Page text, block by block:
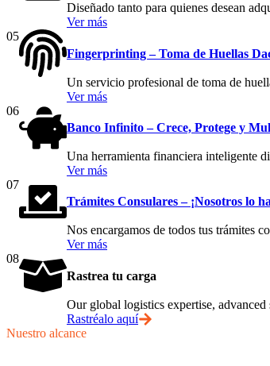
Diseñado tanto para quienes desean
Ver más
05
Fingerprinting – Toma de Huellas
Un servicio profesional de toma de
Ver más
06
Banco Infinito – Crece, Protege y
Una herramienta financiera inteligente
Ver más
07
Trámites Consulares – ¡Nosotros lo
Nos encargamos de todos tus trámites
Ver más
08
Rastrea tu carga
Our global logistics expertise,
Rastréalo aquí
Nuestro alcance